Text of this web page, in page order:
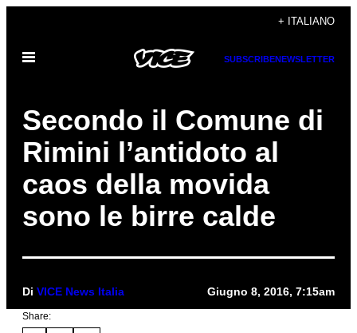
contenuto
+ ITALIANO
Apri
SUBSCRIBENEWSLETTER
Secondo il Comune di
Rimini l’antidoto al
caos della movida
sono le birre calde
Di VICE News Italia Giugno 8, 2016, 7:15am
Share: